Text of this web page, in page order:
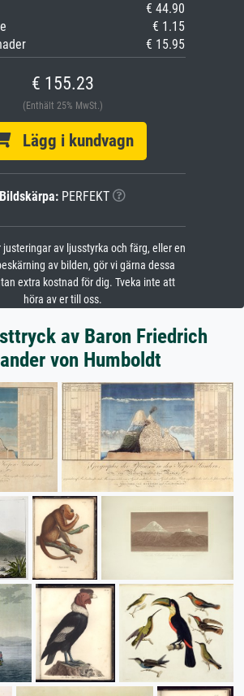
€ 44.90
€ 1.15
€ 15.95
€ 155.23
(Enthält 25% MwSt.)
Lägg i kundvagn
Bildskärpa: PERFEKT
justeringar av ljusstyrka och färg, eller en
av bilden, gör vi gärna dessa
extra kostnad för dig. Tveka inte att
höra av er till oss.
av Baron Friedrich
von Humboldt